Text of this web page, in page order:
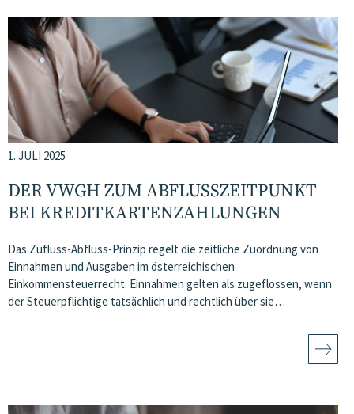
1. JULI 2025
DER VWGH ZUM ABFLUSSZEITPUNKT
BEI KREDITKARTENZAHLUNGEN
Das Zufluss-Abfluss-Prinzip regelt die zeitliche Zuordnung von
Einnahmen und Ausgaben im österreichischen
Einkommensteuerrecht. Einnahmen gelten als zugeflossen, wenn
der Steuerpflichtige tatsächlich und rechtlich über sie…